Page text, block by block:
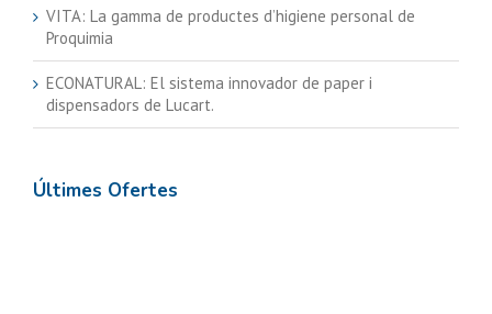
VITA: La gamma de productes d’higiene personal de
Proquimia
ECONATURAL: El sistema innovador de paper i
dispensadors de Lucart.
Últimes Ofertes